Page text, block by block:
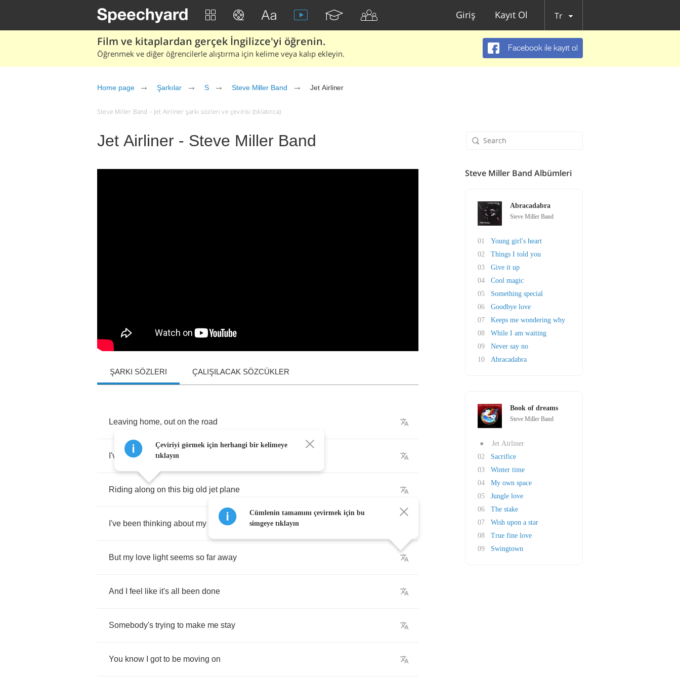
Giriş Kayıt Ol Tr
Film ve kitaplardan gerçek İngilizce'yi öğrenin.
Öğrenmek ve diğer öğrencilerle alıştırma için kelime veya kalıp ekleyin.
Facebook ile kayıt ol
Home page Şarkılar S Steve Miller Band Jet Airliner
Steve Miller Band – Jet Airliner şarkı sözleri ve çevirisi (tıklatınca)
Jet Airliner - Steve Miller Band
ŞARKI SÖZLERI ÇALIŞILACAK SÖZCÜKLER
Leaving home, out on the road
I've been down before
Riding along on this big old jet plane
I've been thinking about my home
But my love light seems so far away
And feel like it's all been done
Somebody's trying to make me stay
You know got to be moving on
Çeviriyi görmek için herhangi bir kelimeye
tıklayın
Cümlenin tamamını çevirmek için bu
simgeye tıklayın
Steve Miller Band Albümleri
Abracadabra
Steve Miller Band
01
Young girl's heart
02
Things I told you
03
Give it up
04
Cool magic
05
Something special
06
Goodbye love
07
Keeps me wondering why
08
While I am waiting
09
Never say no
10
Abracadabra
Book of dreams
Steve Miller Band
●
Jet Airliner
02
Sacrifice
03
Winter time
04
My own space
05
Jungle love
06
The stake
07
Wish upon a star
08
True fine love
09
Swingtown